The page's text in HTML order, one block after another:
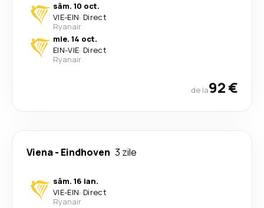
sâm. 10 oct.
VIE-EIN· Direct
Ryanair
mie. 14 oct.
EIN-VIE· Direct
Ryanair
de la92 €
Viena- Eindhoven 3 zile
sâm. 16 ian.
VIE-EIN· Direct
Ryanair